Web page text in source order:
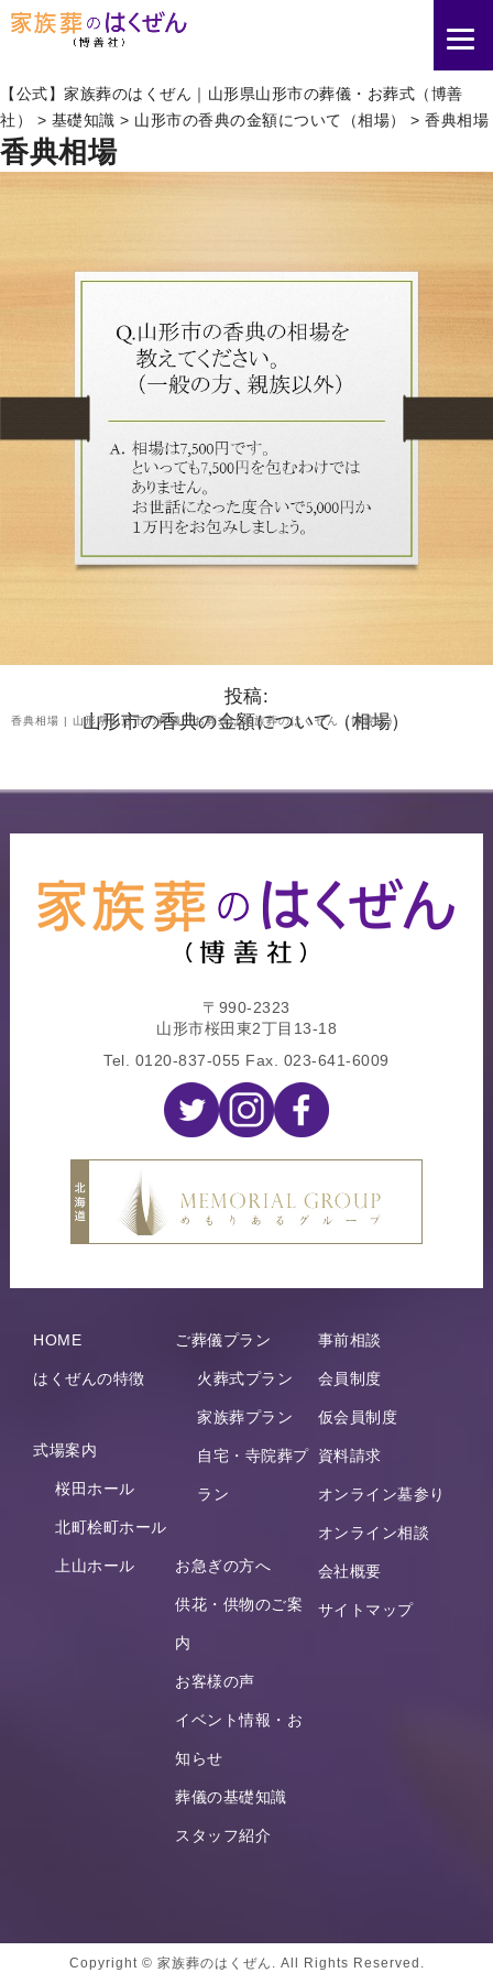
香典相場 | 山形県山形市の葬儀・お葬式は家族葬のはくぜん（博善社）
【公式】家族葬のはくぜん｜山形県山形市の葬儀・お葬式（博善
社）
> 基礎知識 > 山形市の香典の金額について（相場） > 香典相場
香典相場
投稿:
山形市の香典の金額について（相場）
〒990-2323
山形市桜田東2丁目13-18
Tel. 0120-837-055 Fax. 023-641-6009
HOME
はくぜんの特徴
式場案内
桜田ホール
北町桧町ホール
上山ホール
ご葬儀プラン
火葬式プラン
家族葬プラン
自宅・寺院葬プ
ラン
お急ぎの方へ
供花・供物のご案
内
お客様の声
イベント情報・お
知らせ
葬儀の基礎知識
スタッフ紹介
事前相談
会員制度
仮会員制度
資料請求
オンライン墓参り
オンライン相談
会社概要
サイトマップ
Copyright © 家族葬のはくぜん. All Rights Reserved.